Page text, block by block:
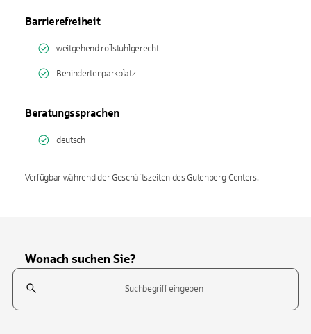
Barrierefreiheit
weitgehend rollstuhlgerecht
Behindertenparkplatz
Beratungssprachen
deutsch
Verfügbar während der Geschäftszeiten des Gutenberg-Centers.
Wonach suchen Sie?
Suchfeld